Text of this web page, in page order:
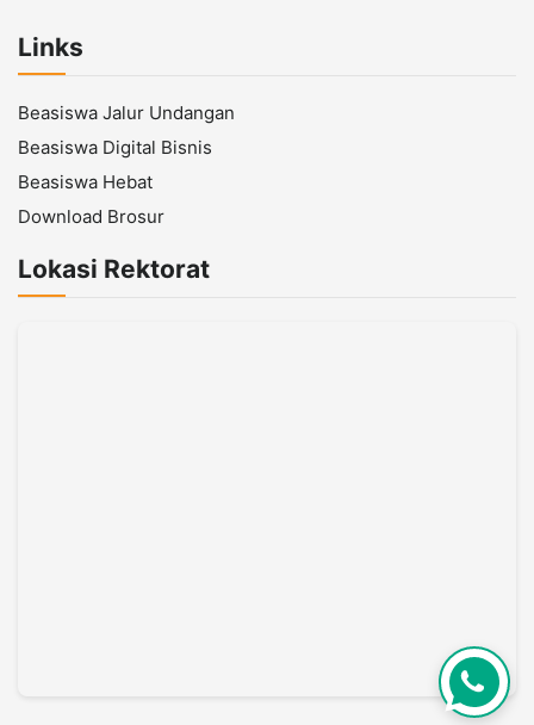
Links
Beasiswa Jalur Undangan
Beasiswa Digital Bisnis
Beasiswa Hebat
Download Brosur
Lokasi Rektorat